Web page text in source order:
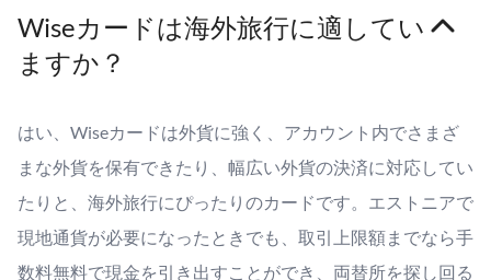
Wiseカードは海外旅行に適してい
ますか？
はい、Wiseカードは外貨に強く、アカウント内でさまざ
まな外貨を保有できたり、幅広い外貨の決済に対応してい
たりと、海外旅行にぴったりのカードです。エストニアで
現地通貨が必要になったときでも、取引上限額までなら手
数料無料で現金を引き出すことができ、両替所を探し回る